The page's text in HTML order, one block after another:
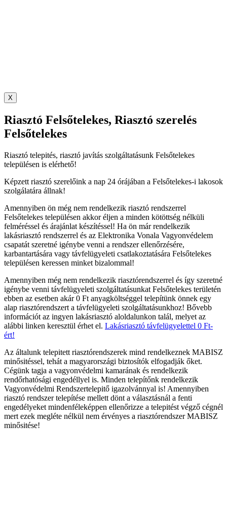
X
Riasztó Felsőtelekes, Riasztó szerelés
Felsőtelekes
Riasztó telepités, riasztó javítás szolgáltatásunk Felsőtelekes
településen is elérhető!
Képzett riasztó szerelőink a nap 24 órájában a Felsőtelekes-i lakosok
szolgálatára állnak!
Amennyiben ön még nem rendelkezik riasztó rendszerrel
Felsőtelekes településen akkor éljen a minden kötöttség nélküli
felméréssel és árajánlat készítéssel! Ha ön már rendelkezik
lakásriasztó rendszerrel és az Elektronika Vonala Vagyonvédelem
csapatát szeretné igénybe venni a rendszer ellenőrzésére,
karbantartására vagy távfelügyeleti csatlakoztatására Felsőtelekes
településen keressen minket bizalommal!
Amennyiben még nem rendelkezik riasztórendszerrel és így szeretné
igénybe venni távfelügyeleti szolgáltatásunkat Felsőtelekes területén
ebben az esetben akár 0 Ft anyagköltséggel telepítünk önnek egy
alap riasztórendszert a távfelügyeleti szolgáltatásunkhoz! Bővebb
információt az ingyen lakásriasztó aloldalunkon talál, melyet az
alábbi linken keresztül érhet el. Lakásriasztó távfelügyelettel 0 Ft-
ért!
Az általunk telepitett riasztórendszerek mind rendelkeznek MABISZ
minősitéssel, tehát a magyarországi biztosítók elfogadják őket.
Cégünk tagja a vagyonvédelmi kamarának és rendelkezik
rendőrhatósági engedéllyel is. Minden telepítőnk rendelkezik
Vagyonvédelmi Rendszertelepitő igazolvánnyal is! Amennyiben
riasztó rendszer telepítése mellett dönt a választásnál a fenti
engedélyeket mindenféleképpen ellenőrizze a telepitést végző cégnél
mert ezek megléte nélkül nem érvényes a riasztórendszer MABISZ
minősitése!